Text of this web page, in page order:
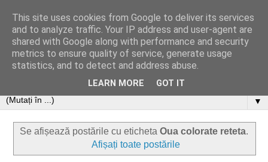
▼
Se afișează postările cu eticheta Oua colorate reteta.
Afișați toate postările
This site uses cookies from Google to deliver its services
and to analyze traffic. Your IP address and user-agent are
shared with Google along with performance and security
metrics to ensure quality of service, generate usage
statistics, and to detect and address abuse.
LEARN MORE GOT IT